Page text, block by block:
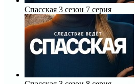
Спасская 3 сезон 7 серия